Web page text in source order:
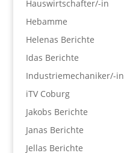
Hauswirtschafter/-in
Hebamme
Helenas Berichte
Idas Berichte
Industriemechaniker/-in
iTV Coburg
Jakobs Berichte
Janas Berichte
Jellas Berichte